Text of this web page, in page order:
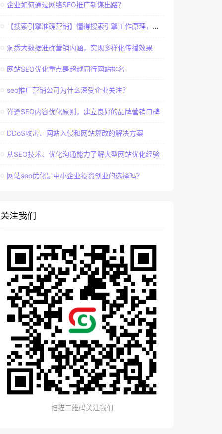
企业如何通过网络SEO推广新谋出路？
【搜索引擎准确营销】懂得搜索引擎工作原理，建立准确客户群体
洞悉大数据准确营销内涵，实现多样化传播效果
网站SEO优化重点是超越同行网站排名
seo推广营销公司为什么深受企业关注？
谨遵SEO内容优化原则，建立良好的品牌营销口碑
DDoS攻击、网站入侵和网站篡改的解决方案
从SEO技术、优化沟通能力了解大型网站优化经验
网站seo优化是中小企业投资创业的选择吗？
关注我们
扫描二维码关注我们